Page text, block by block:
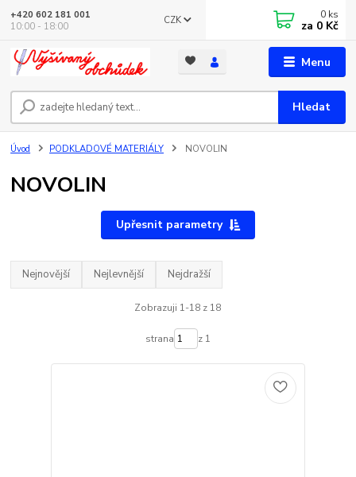
Menu
CZK
Hledat
+420 602 181 001
10:00 - 18:00
0 ks
za 0 Kč
Úvod PODKLADOVÉ MATERIÁLY NOVOLIN
NOVOLIN
Upřesnit parametry
Nejnovější Nejlevnější Nejdražší
Zobrazuji 1-18 z 18
strana z 1